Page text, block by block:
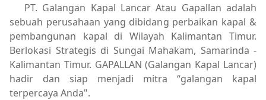
PT. Galangan Kapal Lancar Atau Gapallan adalah
sebuah perusahaan yang dibidang perbaikan kapal &
pembangunan kapal di Wilayah Kalimantan Timur.
Berlokasi Strategis di Sungai Mahakam, Samarinda -
Kalimantan Timur. GAPALLAN (Galangan Kapal Lancar)
hadir dan siap menjadi mitra “galangan kapal
terpercaya Anda".